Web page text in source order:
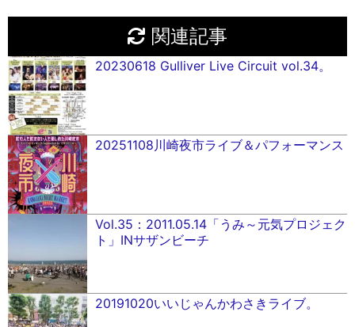
関連記事
20230618 Gulliver Live Circuit vol.34。
20251108川崎夜市ライブ＆パフォーマンス
Vol.35：2011.05.14「うみ～元気プロジェク
ト」INサザンビーチ
20191020いいじゃんかわさきライブ。